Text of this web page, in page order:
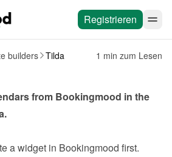
Registrieren
builders Tilda 1 min zum Lesen
from Bookingmood in the
.
a widget in Bookingmood first.